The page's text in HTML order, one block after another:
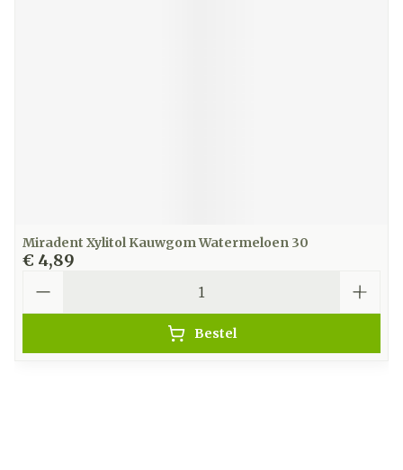
Miradent Xylitol Kauwgom Watermeloen 30
€ 4,89
Bestel